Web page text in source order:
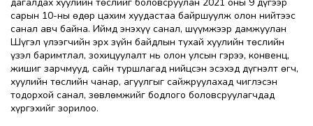
сарын 10-ны өдөр цахим хуудастаа байршуулж олон нийтээс
санал авч байна. Иймд энэхүү санал, шүүмжээр дамжуулан
Шүгэл үлээгчийн эрх зүйн байдлын тухай хуулийн төслийн
үзэл баримтлал, зохицуулалт нь олон улсын гэрээ, конвенц,
жишиг зарчмууд, сайн туршлагад нийцсэн эсэхэд дүгнэлт өгч,
хуулийн төслийн чанар, агуулгыг сайжруулахад чиглэсэн
тодорхой санал, зөвлөмжийг бодлого боловсруулагчдад
хүргэхийг зорилоо.